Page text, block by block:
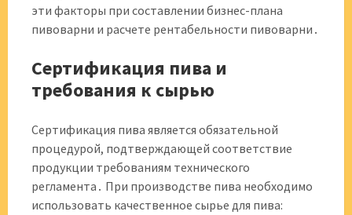
эти факторы при составлении бизнес-плана
пивоварни и расчете рентабельности пивоварни․
Сертификация пива и
требования к сырью
Сертификация пива является обязательной
процедурой, подтверждающей соответствие
продукции требованиям технического
регламента․ При производстве пива необходимо
использовать качественное сырье для пива: